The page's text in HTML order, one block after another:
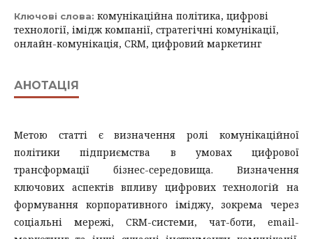
Ключові слова: комунікаційна політика, цифрові
технології, імідж компанії, стратегічні комунікації,
онлайн-комунікація, CRM, цифровий маркетинг
АНОТАЦІЯ
Метою статті є визначення ролі комунікаційної
політики підприємства в умовах цифрової
трансформації бізнес-середовища. Визначення
ключових аспектів впливу цифрових технологій на
формування корпоративного іміджу, зокрема через
соціальні мережі, CRM-системи, чат-боти, email-